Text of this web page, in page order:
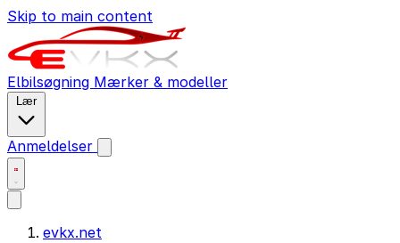
Skip to main content
Elbilsøgning Mærker & modeller
Lær
Anmeldelser
evkx.net